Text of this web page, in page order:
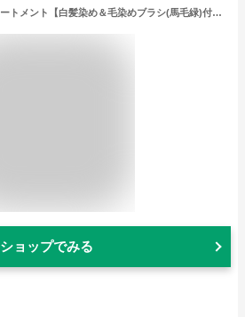
利尻ヘアカラートリートメント【白髪染め＆毛染めブラシ(馬毛緑)付セット】（当店限定・送料無料）無添加の白髪染め 利尻昆布白髪染め 利尻昆布エキスで髪を傷めない あす楽未対応 男女兼用 ヘアカラー 全体染め 部分染め 白髪染め メンズ ピュール サスティ
ショップでみる